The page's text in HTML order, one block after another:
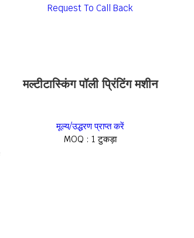
Request To Call Back
मल्टीटास्किंग पॉली प्रिंटिंग मशीन
मूल्य/उद्धरण प्राप्त करें
MOQ : 1 टुकड़ा